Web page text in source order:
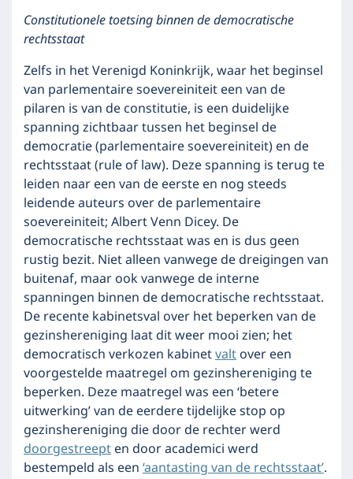
Constitutionele toetsing binnen de democratische
rechtsstaat
Zelfs in het Verenigd Koninkrijk, waar het beginsel
van parlementaire soevereiniteit een van de
pilaren is van de constitutie, is een duidelijke
spanning zichtbaar tussen het beginsel de
democratie (parlementaire soevereiniteit) en de
rechtsstaat (rule of law). Deze spanning is terug te
leiden naar een van de eerste en nog steeds
leidende auteurs over de parlementaire
soevereiniteit; Albert Venn Dicey. De
democratische rechtsstaat was en is dus geen
rustig bezit. Niet alleen vanwege de dreigingen van
buitenaf, maar ook vanwege de interne
spanningen binnen de democratische rechtsstaat.
De recente kabinetsval over het beperken van de
gezinshereniging laat dit weer mooi zien; het
democratisch verkozen kabinetvaltover een
voorgestelde maatregel om gezinshereniging te
beperken. Deze maatregel was een ‘betere
uitwerking’ van de eerdere tijdelijke stop op
gezinshereniging die door de rechter werd
doorgestreepten door academici werd
bestempeld als een‘aantasting van de rechtsstaat’.